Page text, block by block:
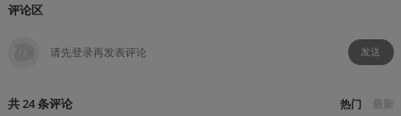
评论区
发送
共 24条评论 热门 最新